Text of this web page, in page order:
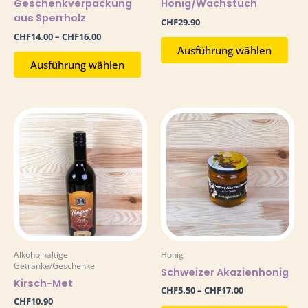
Geschenkverpackung
aus Sperrholz
CHF14.00– CHF16.00
Ausführung wählen
gewählt
werden
Honig/Wachstuch
CHF29.90
Ausführung wählen
Alkoholhaltige
Getränke/Geschenke
Kirsch-Met
CHF10.90
Honig
Schweizer Akazienhonig
CHF5.50– CHF17.00
Preisspanne:
CHF5.50
bis
CHF17.00
auf.
Die